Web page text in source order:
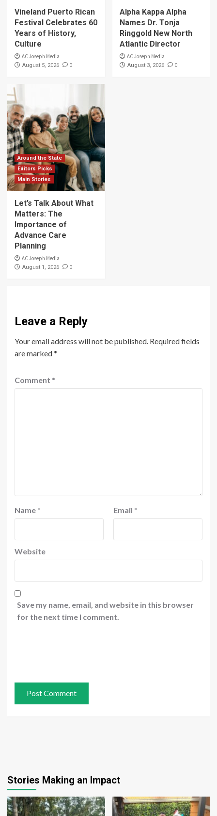
Vineland Puerto Rican
Festival Celebrates 60
Years of History,
Culture
AC Joseph Media
August 5, 2026 0
Alpha Kappa Alpha
Names Dr. Tonja
Ringgold New North
Atlantic Director
AC Joseph Media
August 3, 2026 0
Around the State
Editors Picks
Main Stories
Let’s Talk About What
Matters: The
Importance of
Advance Care
Planning
AC Joseph Media
August 1, 2026 0
Leave a Reply
Your email address will not be published. Required fields
are marked*
Comment *
Name * Email *
Website
Save my name, email, and website in this browser
for the next time I comment.
Stories Making an Impact